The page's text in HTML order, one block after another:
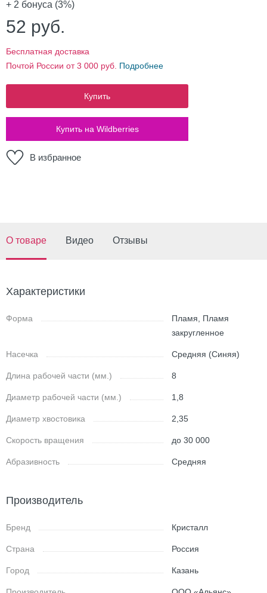
+ 2 бонуса (3%)
52 руб.
Бесплатная доставка
Почтой России от 3 000 руб. Подробнее
Купить
Купить на Wildberries
В избранное
О товаре Видео Отзывы
Характеристики
Форма
Пламя, Пламя
закругленное
Насечка Средняя (Синяя)
Длина рабочей части (мм.) 8
Диаметр рабочей части (мм.) 1,8
Диаметр хвостовика 2,35
Скорость вращения до 30 000
Абразивность Средняя
Производитель
Бренд Кристалл
Страна Россия
Город Казань